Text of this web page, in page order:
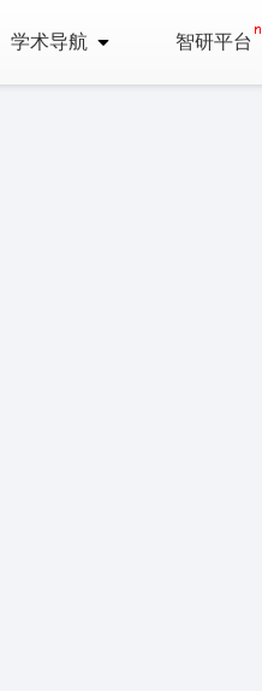
学术导航 智研平台